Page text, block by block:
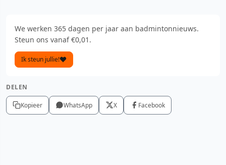
We werken 365 dagen per jaar aan badmintonnieuws.
Steun ons vanaf €0,01.
Ik steun jullie!
DELEN
Kopieer WhatsApp X Facebook